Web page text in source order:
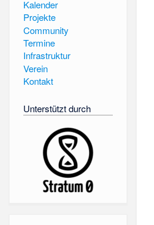
Kalender
Projekte
Community
Termine
Infrastruktur
Verein
Kontakt
Unterstützt durch